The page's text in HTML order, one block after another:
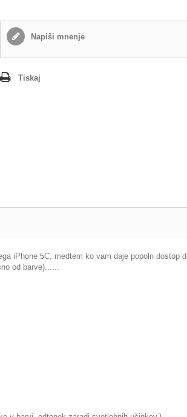
Napiši mnenje
Tiskaj
iPhone 5C, medtem ko vam daje popoln dostop
od barve)......